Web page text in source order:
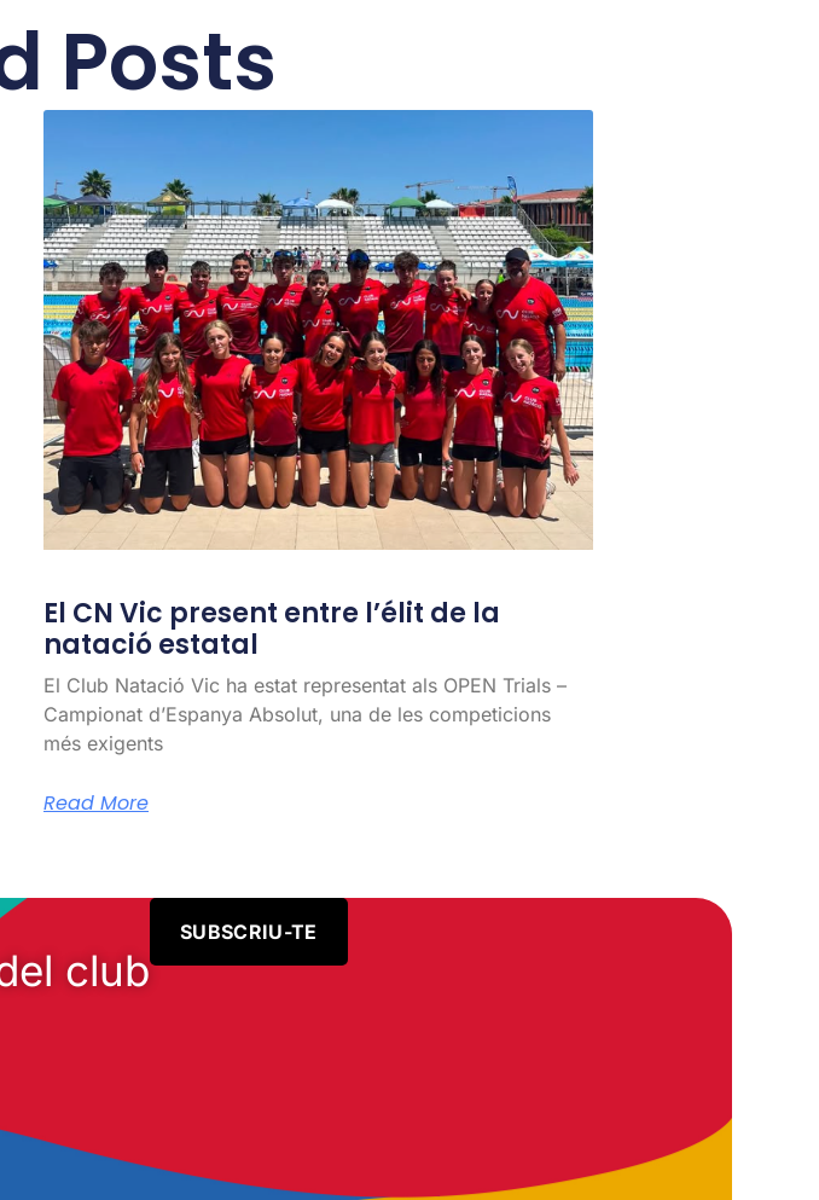
Posts
El CN Vic present entre l’élit de la
natació estatal
El Club Natació Vic ha estat representat als OPEN Trials –
Campionat d’Espanya Absolut, una de les competicions
més exigents
Read More
club
SUBSCRIU-TE